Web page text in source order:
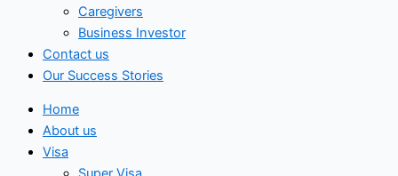
Caregivers
Business Investor
Contact us
Our Success Stories
Home
About us
Visa